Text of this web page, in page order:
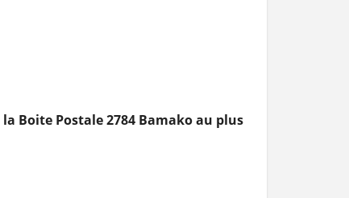
Boite Postale 2784 Bamako au plus